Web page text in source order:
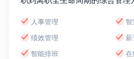
人事管理
绩效管理
智能排班